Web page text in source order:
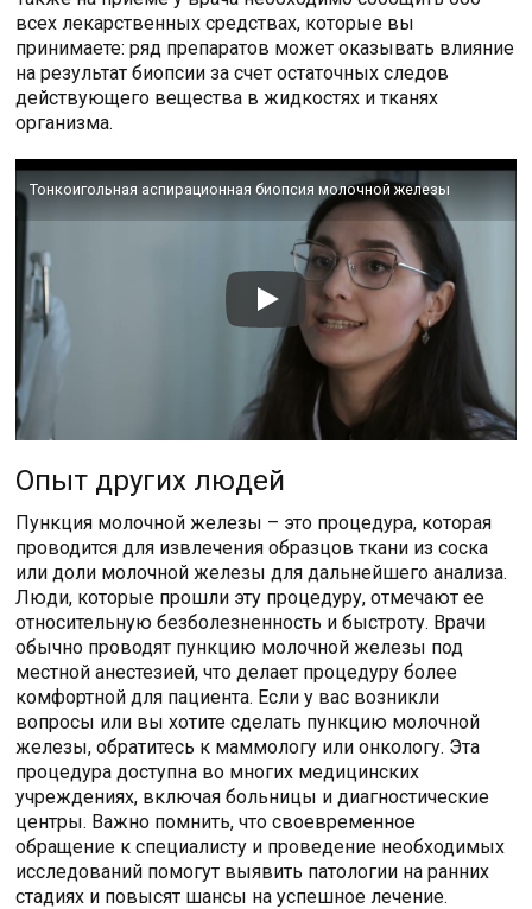
всех лекарственных средствах, которые вы
принимаете: ряд препаратов может оказывать влияние
на результат биопсии за счет остаточных следов
действующего вещества в жидкостях и тканях
организма.
Тонкоигольная аспирационная биопсия молочной железы
Опыт других людей
Пункция молочной железы – это процедура, которая
проводится для извлечения образцов ткани из соска
или доли молочной железы для дальнейшего анализа.
Люди, которые прошли эту процедуру, отмечают ее
относительную безболезненность и быстроту. Врачи
обычно проводят пункцию молочной железы под
местной анестезией, что делает процедуру более
комфортной для пациента. Если у вас возникли
вопросы или вы хотите сделать пункцию молочной
железы, обратитесь к маммологу или онкологу. Эта
процедура доступна во многих медицинских
учреждениях, включая больницы и диагностические
центры. Важно помнить, что своевременное
обращение к специалисту и проведение необходимых
исследований помогут выявить патологии на ранних
стадиях и повысят шансы на успешное лечение.